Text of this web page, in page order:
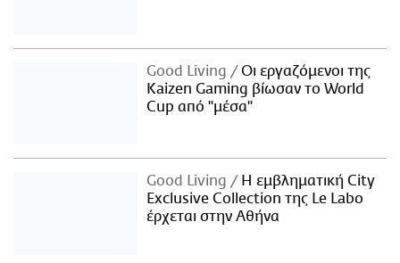
Good Living
Οι εργαζόμενοι της
Kaizen Gaming βίωσαν το World
Cup από "μέσα"
Good Living
Η εμβληματική City
Exclusive Collection της Le Labo
έρχεται στην Αθήνα